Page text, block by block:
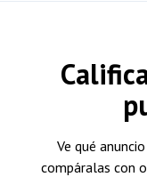
Ve qué
compáralas con